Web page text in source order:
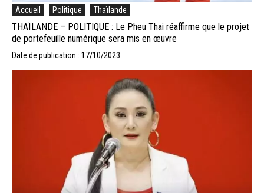
Accueil Politique Thaïlande
THAÏLANDE – POLITIQUE : Le Pheu Thai réaffirme que le projet
de portefeuille numérique sera mis en œuvre
Date de publication : 17/10/2023